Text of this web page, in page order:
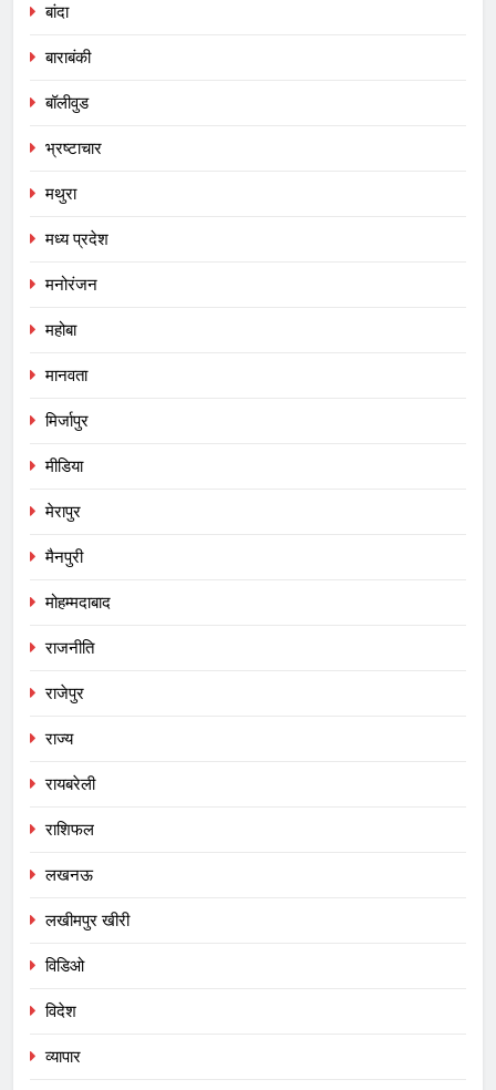
बांदा
बाराबंकी
बॉलीवुड
भ्रष्टाचार
मथुरा
मध्य प्रदेश
मनोरंजन
महोबा
मानवता
मिर्जापुर
मीडिया
मेरापुर
मैनपुरी
मोहम्मदाबाद
राजनीति
राजेपुर
राज्य
रायबरेली
राशिफल
लखनऊ
लखीमपुर खीरी
विडिओ
विदेश
व्यापार